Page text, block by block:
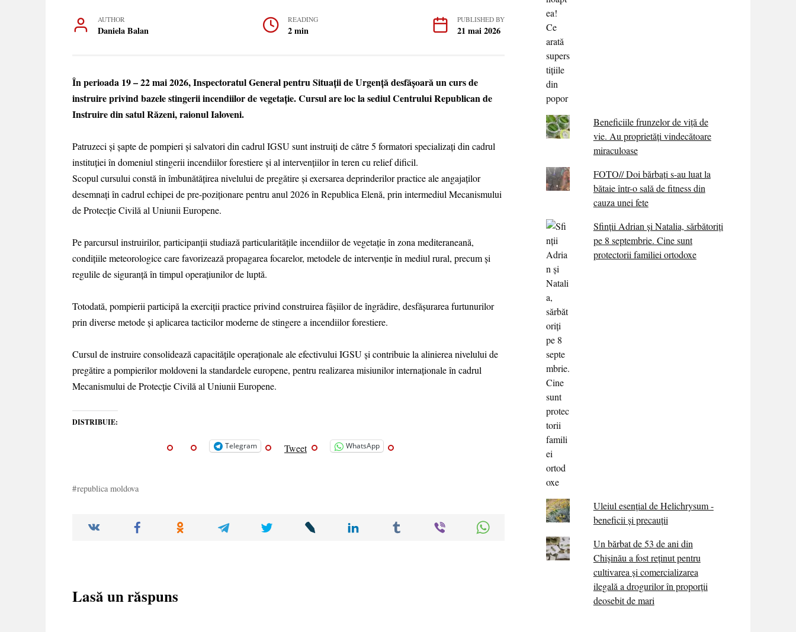
AUTHOR
Daniela Balan
READING
2 min
PUBLISHED BY
21 mai 2026
În perioada 19 – 22 mai 2026, Inspectoratul General pentru Situații de Urgență desfășoară un curs de
instruire privind bazele stingerii incendiilor de vegetație. Cursul are loc la sediul Centrului Republican de
Instruire din satul Răzeni, raionul Ialoveni.
Patruzeci și șapte de pompieri și salvatori din cadrul IGSU sunt instruiți de către 5 formatori specializați din cadrul
instituției în domeniul stingerii incendiilor forestiere și al intervențiilor în teren cu relief dificil.
Scopul cursului constă în îmbunătățirea nivelului de pregătire și exersarea deprinderilor practice ale angajaților
desemnați în cadrul echipei de pre-poziționare pentru anul 2026 în Republica Elenă, prin intermediul Mecanismului
de Protecție Civilă al Uniunii Europene.
Pe parcursul instruirilor, participanții studiază particularitățile incendiilor de vegetație în zona mediteraneană,
condițiile meteorologice care favorizează propagarea focarelor, metodele de intervenție în mediul rural, precum și
regulile de siguranță în timpul operațiunilor de luptă.
Totodată, pompierii participă la exerciții practice privind construirea fâșiilor de îngrădire, desfășurarea furtunurilor
prin diverse metode și aplicarea tacticilor moderne de stingere a incendiilor forestiere.
Cursul de instruire consolidează capacitățile operaționale ale efectivului IGSU și contribuie la alinierea nivelului de
pregătire a pompierilor moldoveni la standardele europene, pentru realizarea misiunilor internaționale în cadrul
Mecanismului de Protecție Civilă al Uniunii Europene.
DISTRIBUIE:
Telegram Tweet WhatsApp
republica moldova
Lasă un răspuns
Beneficiile frunzelor de viță de
vie. Au proprietăţi vindecătoare
miraculoase
FOTO// Doi bărbați s-au luat la
bătaie într-o sală de fitness din
cauza unei fete
Sfinții Adrian și Natalia, sărbătoriți
pe 8 septembrie. Cine sunt
protectorii familiei ortodoxe
Uleiul esențial de Helichrysum -
beneficii și precauții
Un bărbat de 53 de ani din
Chișinău a fost reținut pentru
cultivarea și comercializarea
ilegală a drogurilor în proporții
deosebit de mari